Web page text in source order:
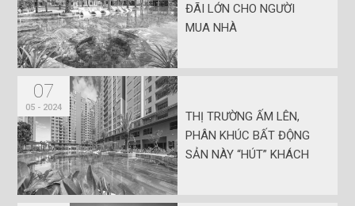
ĐÃI LỚN CHO NGƯỜI
MUA NHÀ
07
05 - 2024
THỊ TRƯỜNG ẤM LÊN,
PHÂN KHÚC BẤT ĐỘNG
SẢN NÀY “HÚT” KHÁCH